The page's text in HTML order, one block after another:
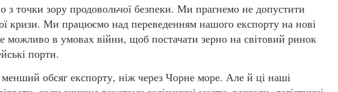
з точки зору продовольчої безпеки. Ми прагнемо не допустити
кризи. Ми працюємо над переведенням нашого експорту на нові
можливо в умовах війни, щоб постачати зерно на світовий ринок
порти.
обсяг експорту, ніж через Чорне море. Але й ці наші